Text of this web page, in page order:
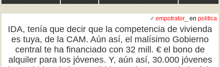
♂ empotrator_ en politica
IDA, tenía que decir que la competencia de vivienda
es tuya, de la CAM. Aún así, el malísimo Gobierno
central te ha financiado con 32 mill. € el bono de
alquiler para los jóvenes. Y, aún así, 30.000 jóvenes